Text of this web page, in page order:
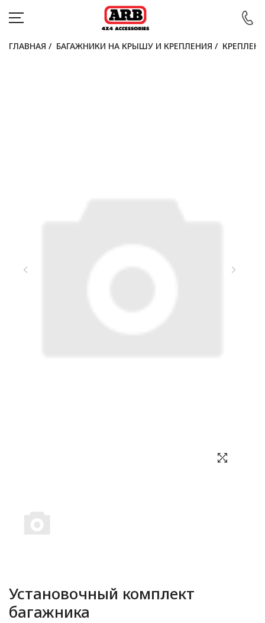
Войти
ГЛАВНАЯ / БАГАЖНИКИ НА КРЫШУ И КРЕПЛЕНИЯ /
Установочный комплект
багажника